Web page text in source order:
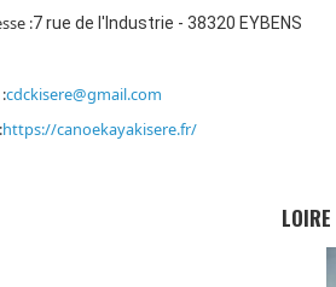
:7 rue de l'Industrie - 38320 EYBENS
cdckisere@gmail.com
https://canoekayakisere.fr/
LOIRE